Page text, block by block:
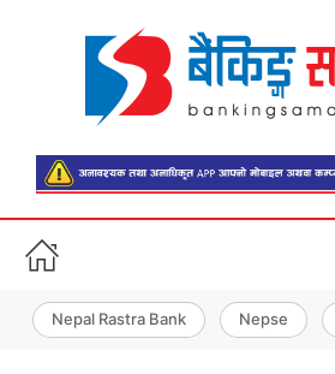
Nepal Rastra Bank Nepse